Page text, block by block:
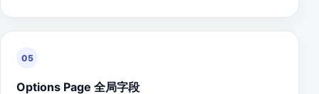
05
Options Page 全局字段